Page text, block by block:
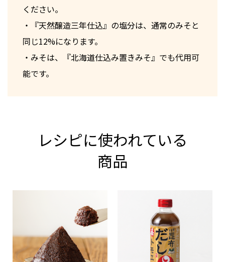
ください。
・『天然醸造三年仕込』の塩分は、通常のみそと
同じ12%になります。
・みそは、『北海道仕込み置きみそ』でも代用可
能です。
レシピに使われている
商品